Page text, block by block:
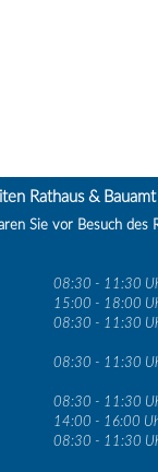
Rathaus & Bauamt
Sie vor Besuch des
08:30 - 11:30
15:00 - 18:00
08:30 - 11:30
08:30 - 11:30
08:30 - 11:30
14:00 - 16:00
08:30 - 11:30